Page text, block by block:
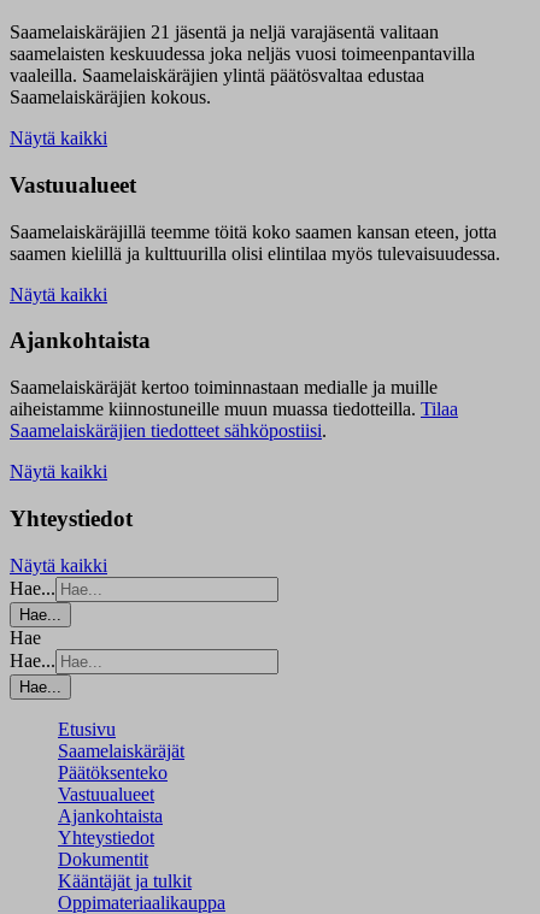
Saamelaiskäräjien 21 jäsentä ja neljä varajäsentä valitaan
saamelaisten keskuudessa joka neljäs vuosi toimeenpantavilla
vaaleilla. Saamelaiskäräjien ylintä päätösvaltaa edustaa
Saamelaiskäräjien kokous.
Näytä kaikki
Vastuualueet
Saamelaiskäräjillä teemme töitä koko saamen kansan eteen, jotta
saamen kielillä ja kulttuurilla olisi elintilaa myös tulevaisuudessa.
Näytä kaikki
Ajankohtaista
Saamelaiskäräjät kertoo toiminnastaan medialle ja muille
aiheistamme kiinnostuneille muun muassa tiedotteilla. Tilaa
Saamelaiskäräjien tiedotteet sähköpostiisi.
Näytä kaikki
Yhteystiedot
Näytä kaikki
Hae...
Hae...
Hae
Hae...
Hae...
Etusivu
Saamelaiskäräjät
Päätöksenteko
Vastuualueet
Ajankohtaista
Yhteystiedot
Dokumentit
Kääntäjät ja tulkit
Oppimateriaalikauppa